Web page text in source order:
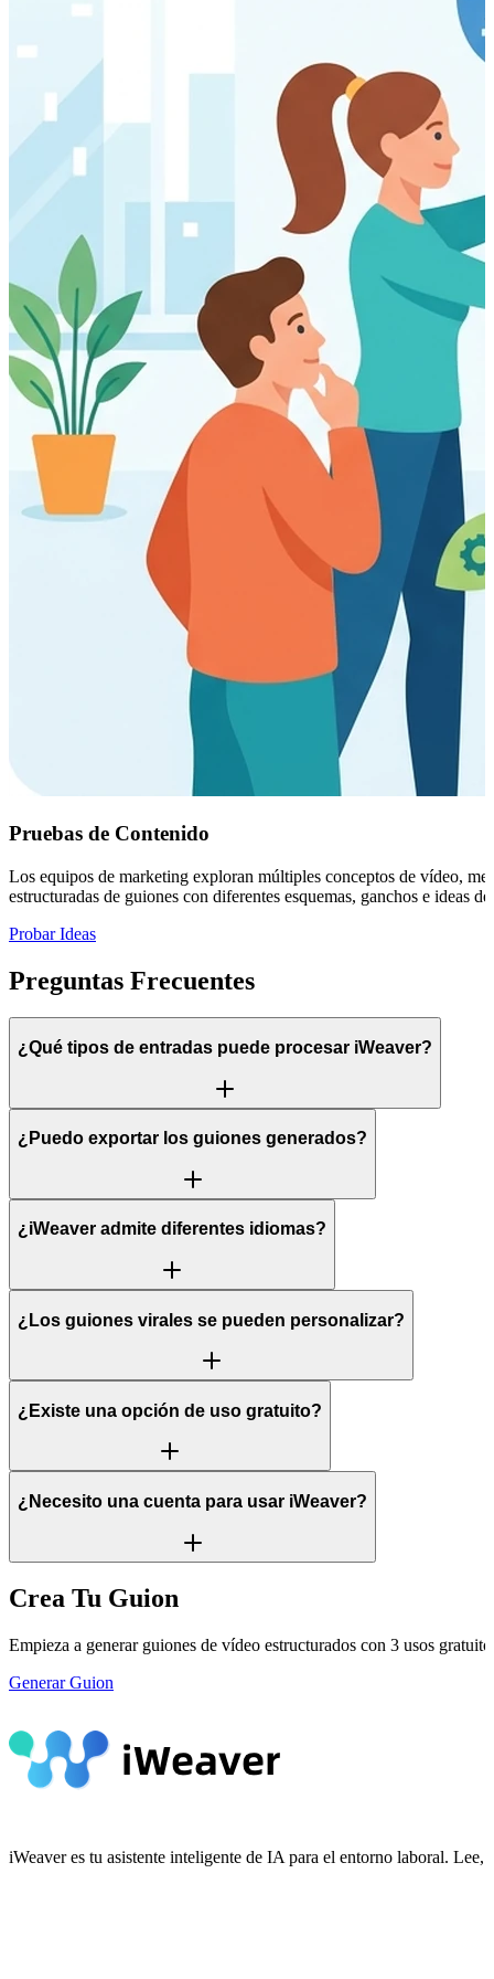
Pruebas de Contenido
Los equipos de marketing exploran múltiples conceptos de vídeo,
estructuradas de guiones con diferentes esquemas, ganchos e ideas
Probar Ideas
Preguntas Frecuentes
¿Qué tipos de entradas puede procesar iWeaver?
¿Puedo exportar los guiones generados?
¿iWeaver admite diferentes idiomas?
¿Los guiones virales se pueden personalizar?
¿Existe una opción de uso gratuito?
¿Necesito una cuenta para usar iWeaver?
Crea Tu Guion
Empieza a generar guiones de vídeo estructurados con 3 usos
Generar Guion
iWeaver es tu asistente inteligente de IA para el entorno laboral.